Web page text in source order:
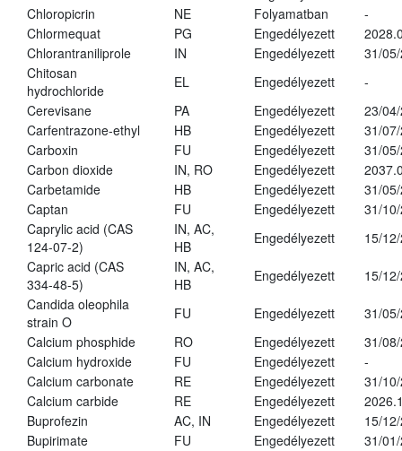
Chloropicrin
NE Folyamatban
-
Chlormequat
PG Engedélyezett
Chlorantraniliprole
IN Engedélyezett
31/
Chitosan
hydrochloride
EL Engedélyezett
-
Cerevisane
PA Engedélyezett
23/
Carfentrazone-ethyl
HB Engedélyezett
31/
Carboxin
FU Engedélyezett
31/
Carbon dioxide
IN, RO Engedélyezett
Carbetamide
HB Engedélyezett
31/
Captan
FU Engedélyezett
31/
Caprylic acid (CAS
124-07-2)
IN, AC,
HB
Engedélyezett
15/
Capric acid (CAS
334-48-5)
IN, AC,
HB
Engedélyezett
15/
Candida oleophila
strain O
FU Engedélyezett
31/
Calcium phosphide
RO Engedélyezett
31/
Calcium hydroxide
FU Engedélyezett
-
Calcium carbonate
RE Engedélyezett
31/
Calcium carbide
RE Engedélyezett
Buprofezin
AC, IN Engedélyezett
15/
Bupirimate
FU Engedélyezett 31/